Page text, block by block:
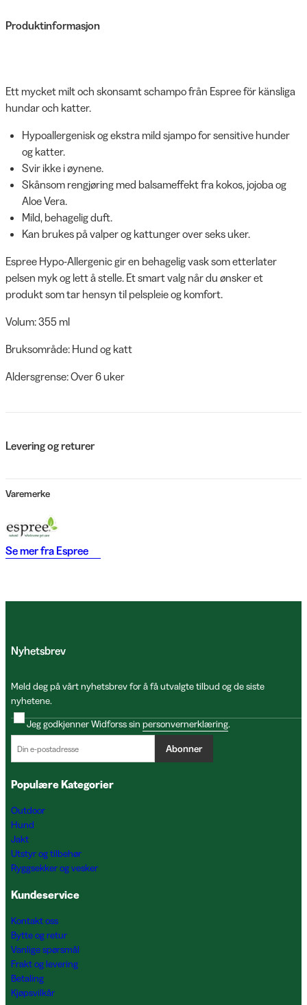
Produktinformasjon
Ett mycket milt och skonsamt schampo från Espree för känsliga
hundar och katter.
Hypoallergenisk og ekstra mild sjampo for sensitive hunder
og katter.
Svir ikke i øynene.
Skånsom rengjøring med balsameffekt fra kokos, jojoba og
Aloe Vera.
Mild, behagelig duft.
Kan brukes på valper og kattunger over seks uker.
Espree Hypo-Allergenic gir en behagelig vask som etterlater
pelsen myk og lett å stelle. Et smart valg når du ønsker et
produkt som tar hensyn til pelspleie og komfort.
Volum: 355 ml
Bruksområde: Hund og katt
Aldersgrense: Over 6 uker
Levering og returer
Varemerke
Se mer fra Espree
Nyhetsbrev
Meld deg på vårt nyhetsbrev for å få utvalgte tilbud og de siste
nyhetene.
Jeg godkjenner Widforss sin personvernerklæring.
Abonner
Populære Kategorier
Outdoor
Hund
Jakt
Utstyr og tilbehør
Ryggsekker og vesker
Kundeservice
Kontakt oss
Bytte og retur
Vanlige spørsmål
Frakt og levering
Betaling
Kjøpsvilkår